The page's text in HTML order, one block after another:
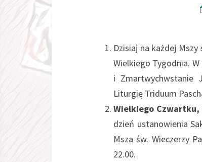
Dzisiaj na każdej
Wielkiego Tygodnia.
i Zmartwychwstanie
Liturgię Triduum
Wielkiego Czwartku,
dzień ustanowienia
Msza św. Wieczerzy
22.00.